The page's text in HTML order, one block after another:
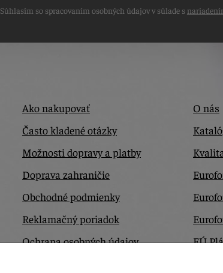
Súhlasím so spracovaním osobných údajov v súlade s
Ako nakupovať
Často kladené otázky
Možnosti dopravy a platby
Doprava zahraničie
Obchodné podmienky
Reklamačný poriadok
Ochrana osobných údajov
O nás
Kvalita
EÚ